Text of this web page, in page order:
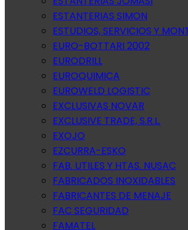
ESTANTERIAS SIMON
ESTUDIOS, SERVICIOS Y
EURO-BOTTARI 2002
EURODRILL
EUROQUIMICA
EUROWELD LOGISTIC
EXCLUSIVAS NOVAR
EXCLUSIVE TRADE, S.R.L.
EXOJO
EZCURRA-ESKO
FAB. UTILES Y HTAS. NUSAC
FABRICADOS INOXIDABLES
FABRICANTES DE MENAJE
FAC SEGURIDAD
FAMATEL